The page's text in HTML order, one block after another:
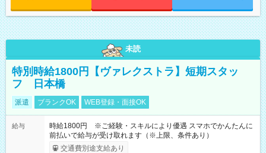
未読
特別時給1800円【ヴァレクストラ】短期スタッ
フ 日本橋
派遣 ブランクOK WEB登録・面接OK
給与
時給1800円 ※ご経験・スキルにより優遇 スマホでかんたんに
前払いで給与が受け取れます（※上限、条件あり）
交通費別途支給あり